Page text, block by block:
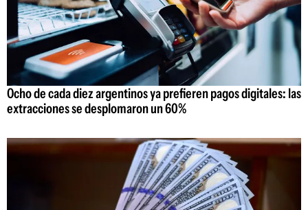
Ocho de cada diez argentinos ya prefieren pagos digitales: las
extracciones se desplomaron un 60%